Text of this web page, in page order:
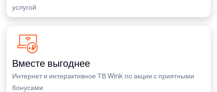
услугой
Вместе выгоднее
Интернет и интерактивное ТВ Wink по акции с приятными
бонусами